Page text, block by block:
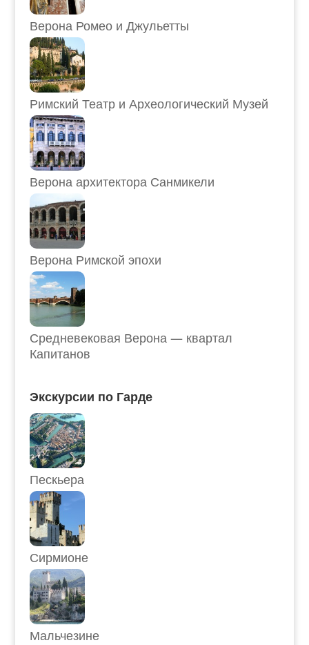
Верона Ромео и Джульетты
Римский Театр и Археологический Музей
Верона архитектора Санмикели
Верона Римской эпохи
Средневековая Верона — квартал
Капитанов
Экскурсии по Гарде
Пескьера
Сирмионе
Мальчезине